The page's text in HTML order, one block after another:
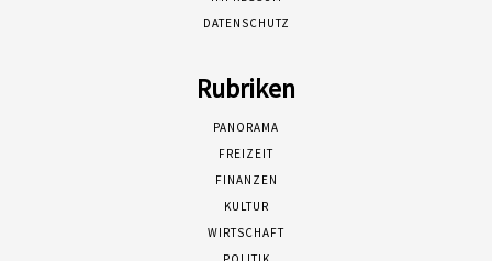
DATENSCHUTZ
Rubriken
PANORAMA
FREIZEIT
FINANZEN
KULTUR
WIRTSCHAFT